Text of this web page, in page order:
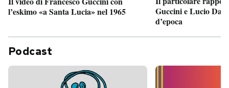
l’eskimo «a Santa Lucia» nel 1965
Guccini e Lucio
d’epoca
Podcast